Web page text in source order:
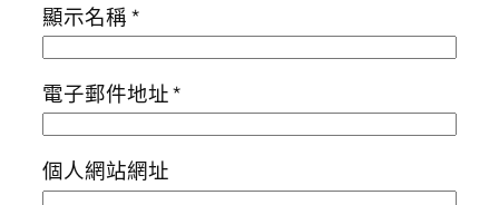
顯示名稱*
電子郵件地址*
個人網站網址